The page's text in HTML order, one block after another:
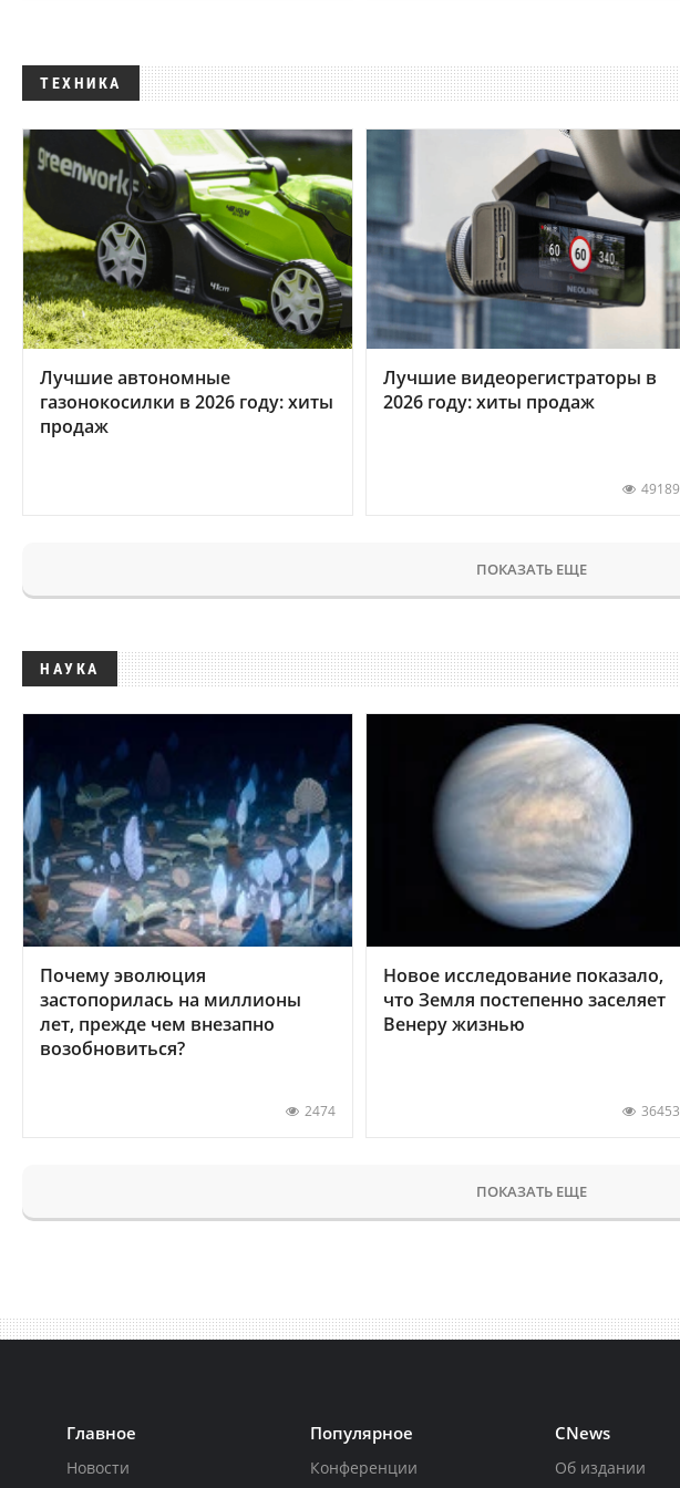
ТЕХНИКА
Лучшие автономные
газонокосилки в 2026 году: хиты
продаж
Лучшие видеорегистраторы в
2026 году: хиты продаж
49189
ПОКАЗАТЬ ЕЩЕ
НАУКА
Почему эволюция
застопорилась на миллионы
лет, прежде чем внезапно
возобновиться?
2474
Новое исследование показало,
что Земля постепенно заселяет
Венеру жизнью
36453
ПОКАЗАТЬ ЕЩЕ
Главное
Новости
Популярное
Конференции
CNews
Об издании